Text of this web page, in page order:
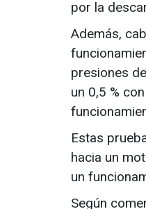
por la
Además,
presiones
un 0,5 %
Estas
hacia un
un
Según